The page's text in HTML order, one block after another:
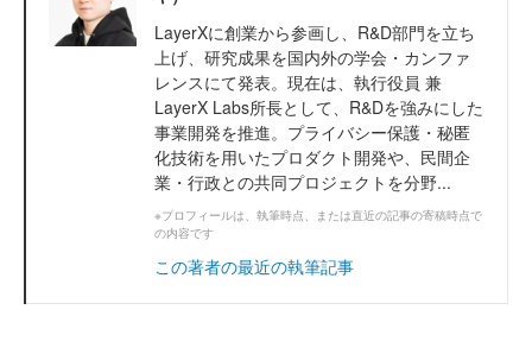
LayerXに創業から参画し、R&D部門を立ち
上げ、研究成果を国内外の学会・カンファ
レンスにて発表。現在は、執行役員 兼
LayerX Labs所長として、R&Dを強みにした
事業開発を推進。プライバシー保護・秘匿
化技術を用いたプロダクト開発や、民間企
業・行政との共同プロジェクトを分野...
※プロフィールは、執筆時点、または直近の記事の寄稿時点で
の内容です
この著者の最近の執筆記事